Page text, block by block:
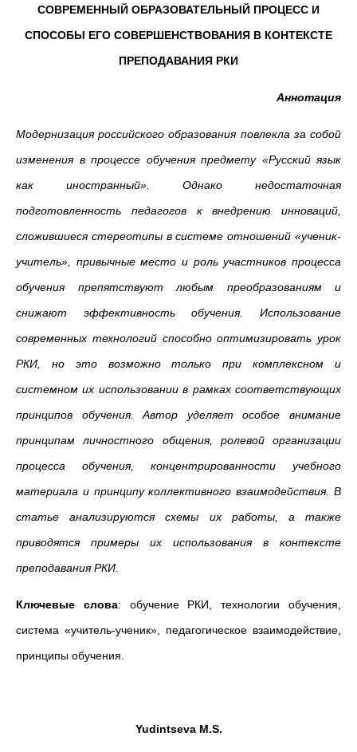
СОВРЕМЕННЫЙ ОБРАЗОВАТЕЛЬНЫЙ ПРОЦЕСС И
СПОСОБЫ ЕГО СОВЕРШЕНСТВОВАНИЯ В КОНТЕКСТЕ
ПРЕПОДАВАНИЯ РКИ
Аннотация
Модернизация российского образования повлекла за собой
изменения в процессе обучения предмету «Русский язык
как иностранный». Однако недостаточная
подготовленность педагогов к внедрению инноваций,
сложившиеся стереотипы в системе отношений «ученик-
учитель», привычные место и роль участников процесса
обучения препятствуют любым преобразованиям и
снижают эффективность обучения. Использование
современных технологий способно оптимизировать урок
РКИ, но это возможно только при комплексном и
системном их использовании в рамках соответствующих
принципов обучения. Автор уделяет особое внимание
принципам личностного общения, ролевой организации
процесса обучения, концентрированности учебного
материала и принципу коллективного взаимодействия. В
статье анализируются схемы их работы, а также
приводятся примеры их использования в контексте
преподавания РКИ.
Ключевые слова: обучение РКИ, технологии обучения,
система «учитель-ученик», педагогическое взаимодействие,
принципы обучения.
Yudintseva M.S.